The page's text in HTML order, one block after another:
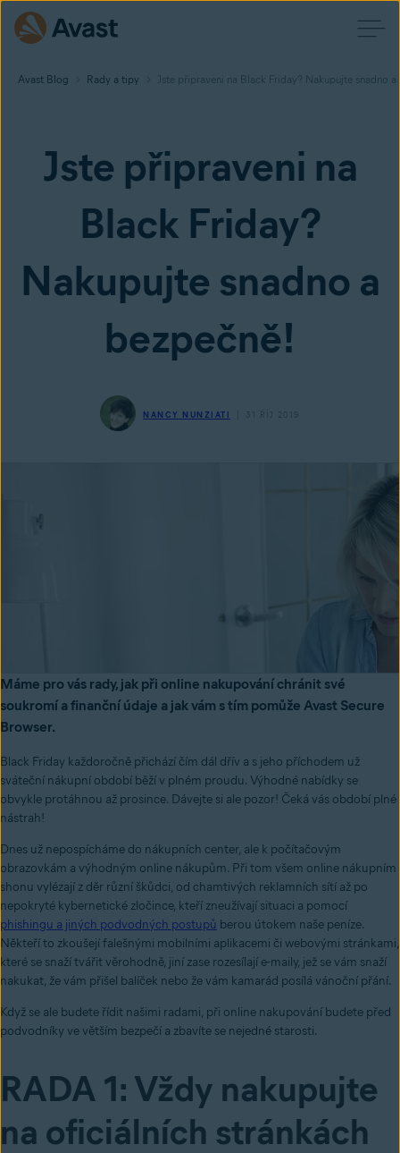
Avast Blog Rady a tipy Jste připraveni na Black Friday? Nakupujte snadno a
Jste připraveni na
Black Friday?
Nakupujte snadno a
bezpečně!
NANCY NUNZIATI 31 ŘÍJ 2019
Máme pro vás rady, jak při online nakupování chránit své
soukromí a finanční údaje a jak vám s tím pomůže Avast Secure
Browser.
Black Friday každoročně přichází čím dál dřív a s jeho příchodem už
sváteční nákupní období běží v plném proudu. Výhodné nabídky se
obvykle protáhnou až prosince. Dávejte si ale pozor! Čeká vás období plné
nástrah!
Dnes už nepospícháme do nákupních center, ale k počítačovým
obrazovkám a výhodným online nákupům. Při tom všem online nákupním
shonu vylézají z děr různí škůdci, od chamtivých reklamních sítí až po
nepokryté kybernetické zločince, kteří zneužívají situaci a pomocí
phishingu a jiných podvodných postupů berou útokem naše peníze.
Někteří to zkoušejí falešnými mobilními aplikacemi či webovými stránkami,
které se snaží tvářit věrohodně, jiní zase rozesílají e-maily, jež se vám snaží
nakukat, že vám přišel balíček nebo že vám kamarád posílá vánoční přání.
Když se ale budete řídit našimi radami, při online nakupování budete před
podvodníky ve větším bezpečí a zbavíte se nejedné starosti.
RADA 1: Vždy nakupujte
na oficiálních stránkách